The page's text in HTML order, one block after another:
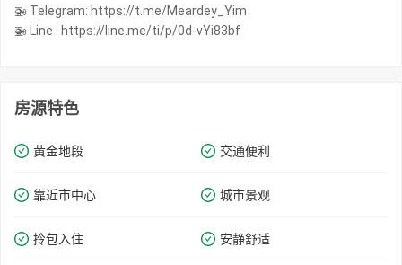
🚁 Telegram: https://t.me/Meardey_Yim
🚁 Line : https://line.me/ti/p/0d-vYi83bf
房源特色
黄金地段 交通便利
靠近市中心 城市景观
拎包入住 安静舒适